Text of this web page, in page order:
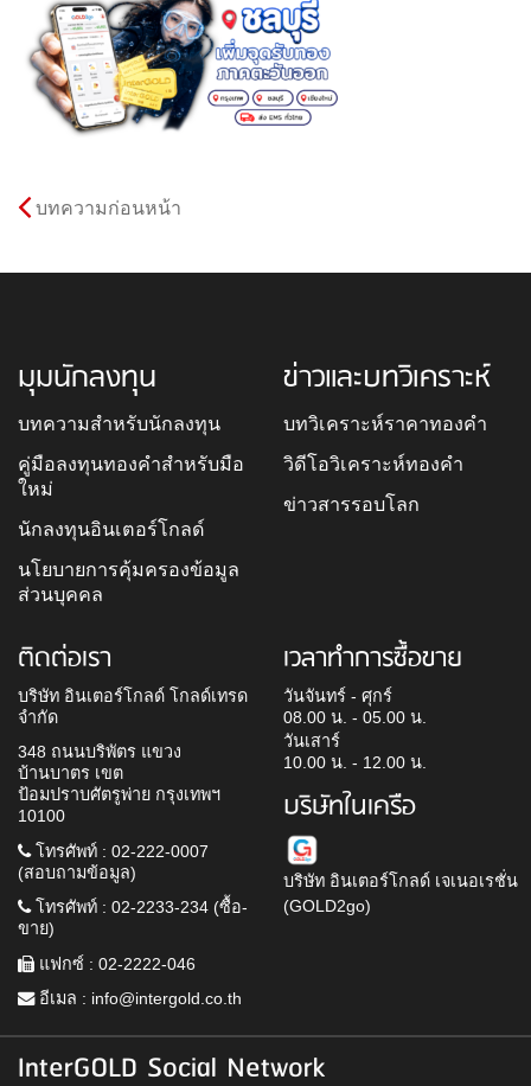
บทความก่อนหน้า
มุมนักลงทุน
บทความสำหรับนักลงทุน
คู่มือลงทุนทองคำสำหรับมือ
ใหม่
นักลงทุนอินเตอร์โกลด์
นโยบายการคุ้มครองข้อมูล
ส่วนบุคคล
ข่าวและบทวิเคราะห์
บทวิเคราะห์ราคาทองคำ
วิดีโอวิเคราะห์ทองคำ
ข่าวสารรอบโลก
ติดต่อเรา
บริษัท อินเตอร์โกลด์ โกลด์เทรด
จำกัด
348 ถนนบริพัตร แขวง
บ้านบาตร เขต
ป้อมปราบศัตรูพ่าย กรุงเทพฯ
10100
โทรศัพท์ : 02-222-0007
(สอบถามข้อมูล)
โทรศัพท์ : 02-2233-234 (ซื้อ-
ขาย)
แฟกซ์ : 02-2222-046
อีเมล : info@intergold.co.th
เวลาทำการซื้อขาย
วันจันทร์ - ศุกร์
08.00 น. - 05.00 น.
วันเสาร์
10.00 น. - 12.00 น.
บริษัทในเครือ
บริษัท อินเตอร์โกลด์ เจเนอเรชั่น
(GOLD2go)
InterGOLD Social Network